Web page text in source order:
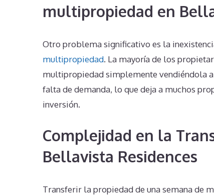
multipropiedad en
Otro problema significativo es la
multipropiedad. La mayoría de los
multipropiedad simplemente vendiéndola
falta de demanda, lo que deja a muchos
inversión.
Complejidad en la
Bellavista Residences
Transferir la propiedad de una semana de